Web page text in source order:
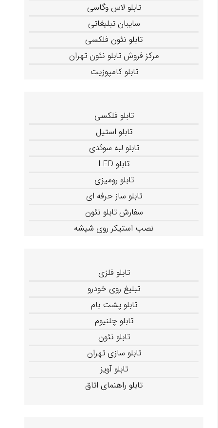
تابلو لاس وگاسی
سایبان تبلیغاتی
تابلو نئون فلکسی
مرکز فروش تابلو نئون تهران
تابلو کامپوزیت
تابلو فلکسی
تابلو استیل
تابلو لبه سوئدی
تابلو LED
تابلو رومیزی
تابلو ساز حرفه ای
سفارش تابلو نئون
نصب استیکر روی شیشه
تابلو فلزی
تبلیغ روی خودرو
تابلو پشت بام
تابلو چلنیوم
تابلو نئون
تابلو سازی تهران
تابلو آویز
تابلو راهنمای اتاق